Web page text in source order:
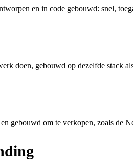
en in code gebouwd: snel,
doen, gebouwd op dezelfde stack
gebouwd om te verkopen, zoals